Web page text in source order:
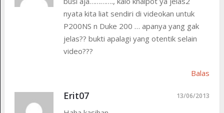
nyata kita liat sendiri di videokan untuk
P200NS n Duke 200 … apanya yang gak
jelas?? bukti apalagi yang otentik selain
video???
Balas
Erit07 13/06/2013